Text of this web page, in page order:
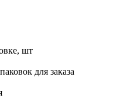
шт
для заказа